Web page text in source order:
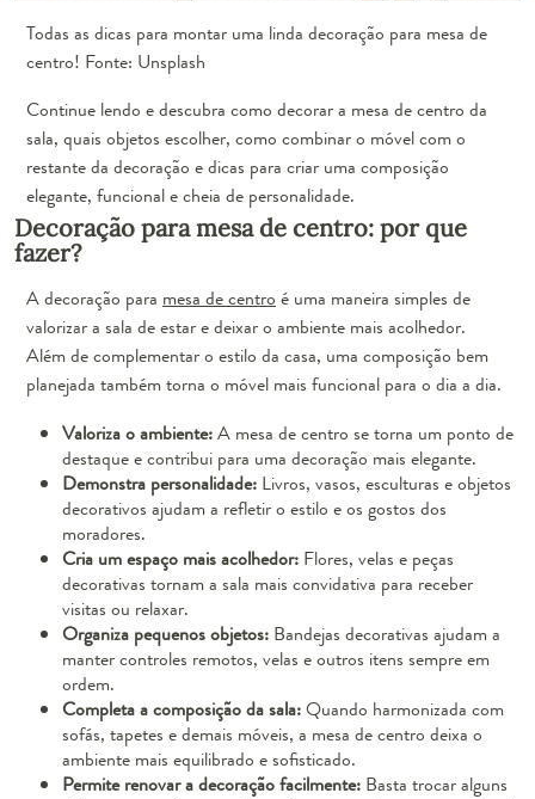
Todas as dicas para montar uma linda decoração para mesa de
centro! Fonte: Unsplash
Continue lendo e descubra como decorar a mesa de centro da
sala, quais objetos escolher, como combinar o móvel com o
restante da decoração e dicas para criar uma composição
elegante, funcional e cheia de personalidade.
Decoração para mesa de centro: por que
fazer?
A decoração para mesa de centro é uma maneira simples de
valorizar a sala de estar e deixar o ambiente mais acolhedor.
Além de complementar o estilo da casa, uma composição bem
planejada também torna o móvel mais funcional para o dia a dia.
Valoriza o ambiente:A mesa de centro se torna um ponto de
destaque e contribui para uma decoração mais elegante.
Demonstra personalidade: Livros, vasos, esculturas e objetos
decorativos ajudam a refletir o estilo e os gostos dos
moradores.
Cria um espaço mais acolhedor: Flores, velas e peças
decorativas tornam a sala mais convidativa para receber
visitas ou relaxar.
Organiza pequenos objetos: Bandejas decorativas ajudam a
manter controles remotos, velas e outros itens sempre em
ordem.
Completa a composição da sala:Quando harmonizada com
sofás, tapetes e demais móveis, a mesa de centro deixa o
ambiente mais equilibrado e sofisticado.
Permite renovar a decoração facilmente: Basta trocar alguns